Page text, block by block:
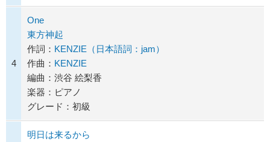
4
One
東方神起
作詞： KENZIE（日本語詞：jam）
作曲： KENZIE
編曲：渋谷 絵梨香
楽器：ピアノ
グレード：初級
明日は来るから